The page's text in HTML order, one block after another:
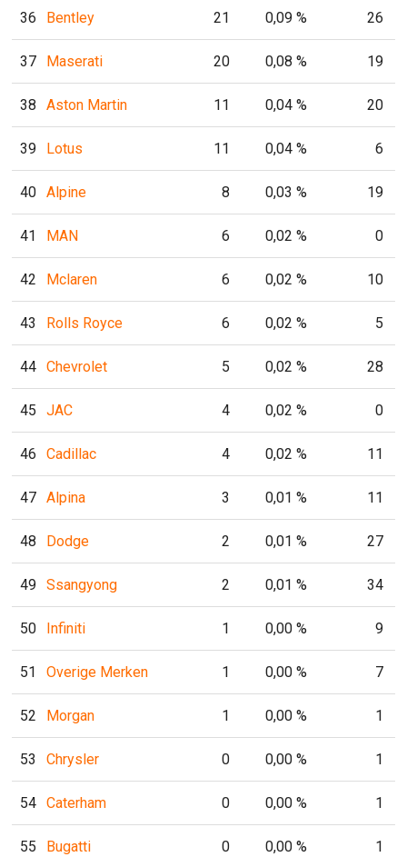
36 Bentley 21 0,09 % 26
37 Maserati 20 0,08 % 19
38 Aston Martin 11 0,04 % 20
39 Lotus 11 0,04 % 6
40 Alpine 8 0,03 % 19
41 MAN 6 0,02 % 0
42 Mclaren 6 0,02 % 10
43 Rolls Royce 6 0,02 % 5
44 Chevrolet 5 0,02 % 28
45 JAC 4 0,02 % 0
46 Cadillac 4 0,02 % 11
47 Alpina 3 0,01 % 11
48 Dodge 2 0,01 % 27
49 Ssangyong 2 0,01 % 34
50 Infiniti 1 0,00 % 9
51 Overige Merken 1 0,00 % 7
52 Morgan 1 0,00 % 1
53 Chrysler 0 0,00 % 1
54 Caterham 0 0,00 % 1
55 Bugatti 0 0,00 % 1